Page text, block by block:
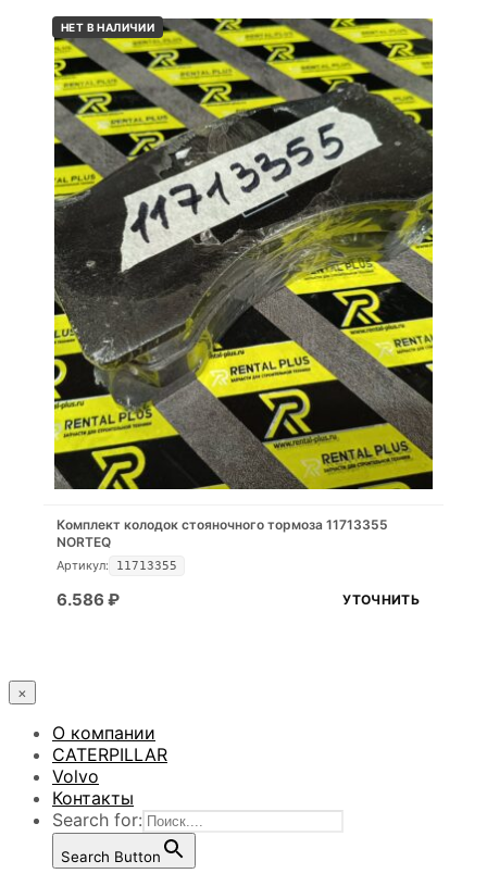
НЕТ В НАЛИЧИИ
Комплект колодок стояночного тормоза 11713355
NORTEQ
Артикул: 11713355
6.586 ₽ УТОЧНИТЬ
×
О компании
CATERPILLAR
Volvo
Контакты
Search for:
Search Button